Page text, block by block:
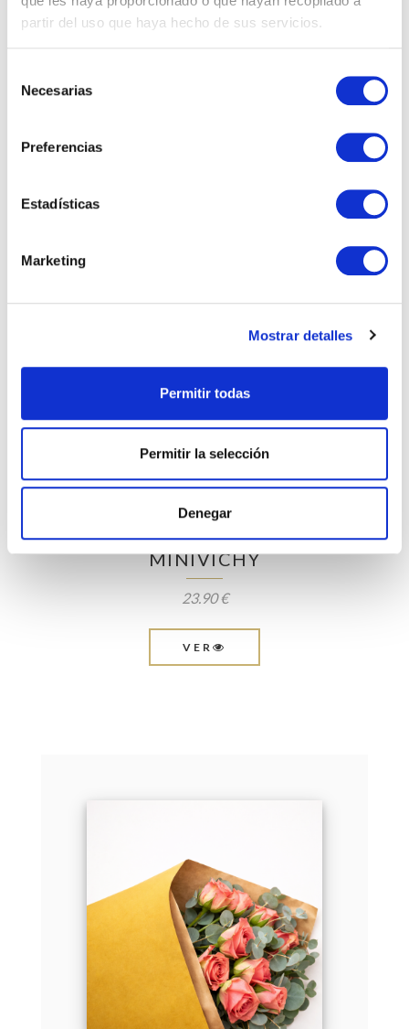
partir del uso que haya hecho de sus servicios.
Necesarias
Preferencias
Estadísticas
Marketing
Mostrar detalles
Permitir todas
Permitir la selección
Denegar
23.90 €
ECOWATERPROOF 70CM X 50M MUSTARD
MINIVICHY
23.90 €
VER